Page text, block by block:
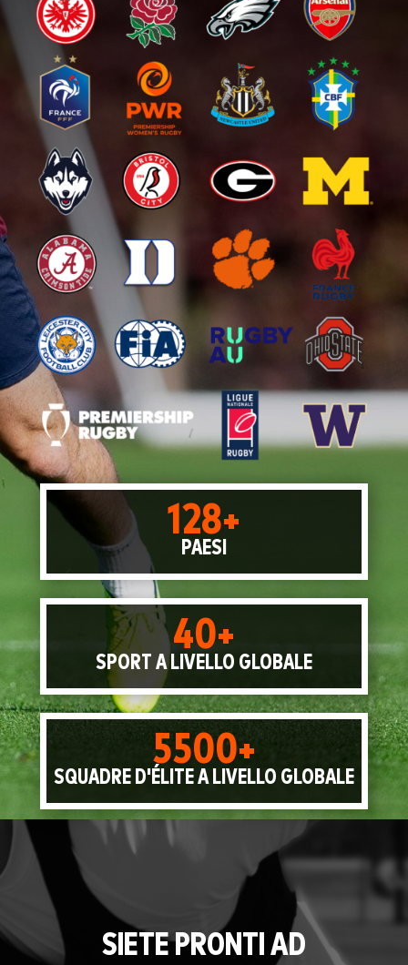
128+
PAESI
40+
SPORT A LIVELLO GLOBALE
5500+
SQUADRE D'ÉLITE A LIVELLO GLOBALE
SIETE PRONTI AD